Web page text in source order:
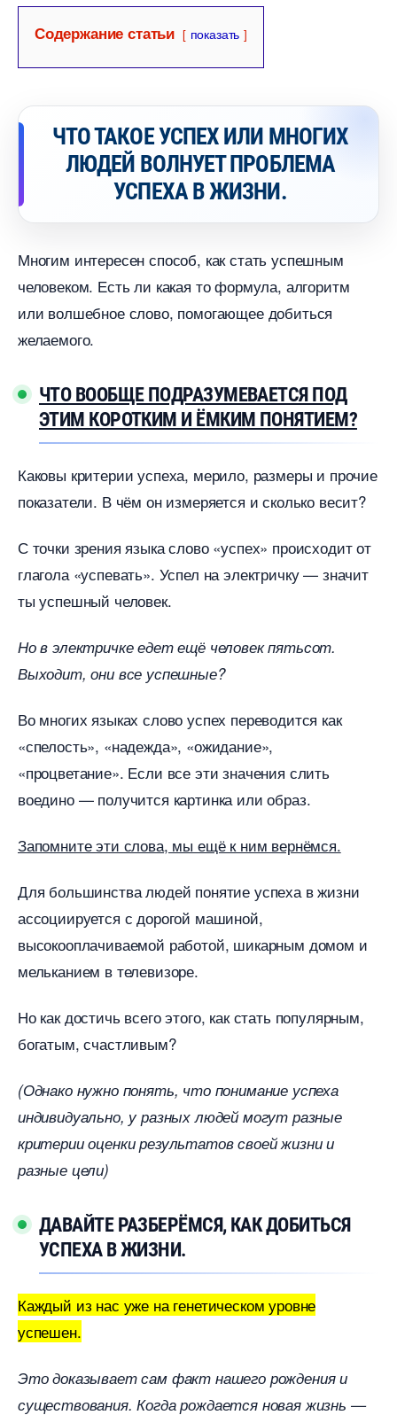
Содержание статьи показать
ЧТО ТАКОЕ УСПЕХ ИЛИ МНОГИХ
ЛЮДЕЙ ВОЛНУЕТ ПРОБЛЕМА
УСПЕХА В ЖИЗНИ.
Многим интересен способ, как стать успешным
человеком. Есть ли какая то формула, алгоритм
или волшебное слово, помогающее добиться
желаемого.
ЧТО ВООБЩЕ ПОДРАЗУМЕВАЕТСЯ ПОД
ЭТИМ КОРОТКИМ И ЁМКИМ ПОНЯТИЕМ?
Каковы критерии успеха, мерило, размеры и прочие
показатели. В чём он измеряется и сколько весит?
С точки зрения языка слово «успех» происходит от
лагола «успевать». Успел на электричку — значит
ты успешный человек.
Но в электричке едет ещё человек пятьсот.
ыходит, они все успешные?
о многих языках слово успех переводится как
«спелость», «надежда», «ожидание»,
«процветание». Если все эти значения слить
оедино — получится картинка или образ.
Запомните эти слова, мы ещё к ним вернёмся.
Для большинства людей понятие успеха в жизни
ассоциируется с дорогой машиной,
ысокооплачиваемой работой, шикарным домом и
мельканием в телевизоре.
Но как достичь всего этого, как стать популярным,
огатым, счастливым?
(Однако нужно понять, что понимание успеха
индивидуально, у разных людей могут разные
критерии оценки результатов своей жизни и
разные цели)
ДАВАЙТЕ РАЗБЕРЁМСЯ, КАК ДОБИТЬСЯ
УСПЕХА В ЖИЗНИ.
Каждый из нас уже на генетическом уровне
успешен.
Это доказывает сам факт нашего рождения и
существования. Когда рождается новая жизнь —